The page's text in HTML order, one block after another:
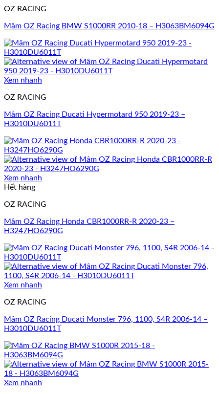
OZ RACING
Mâm OZ Racing BMW S1000RR 2010-18 – H3063BM6094G
Xem nhanh
OZ RACING
Mâm OZ Racing Ducati Hypermotard 950 2019-23 –
H3010DU6011T
Xem nhanh
Hết hàng
OZ RACING
Mâm OZ Racing Honda CBR1000RR-R 2020-23 –
H3247HO6290G
Xem nhanh
OZ RACING
Mâm OZ Racing Ducati Monster 796, 1100, S4R 2006-14 –
H3010DU6011T
Xem nhanh